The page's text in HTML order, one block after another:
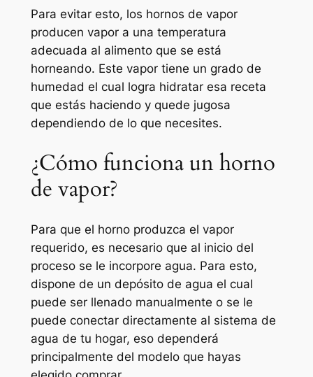
Para evitar esto, los hornos de vapor
producen vapor a una temperatura
adecuada al alimento que se está
horneando. Este vapor tiene un grado de
humedad el cual logra hidratar esa receta
que estás haciendo y quede jugosa
dependiendo de lo que necesites.
¿Cómo funciona un horno
de vapor?
Para que el horno produzca el vapor
requerido, es necesario que al inicio del
proceso se le incorpore agua. Para esto,
dispone de un depósito de agua el cual
puede ser llenado manualmente o se le
puede conectar directamente al sistema de
agua de tu hogar, eso dependerá
principalmente del modelo que hayas